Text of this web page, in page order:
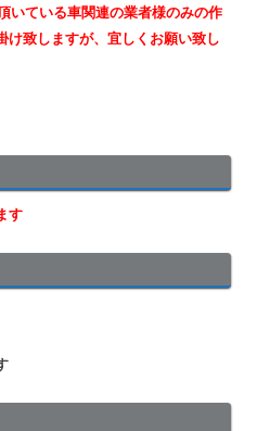
いている車関連の業者様のみの作
け致しますが、宜しくお願い致し
す